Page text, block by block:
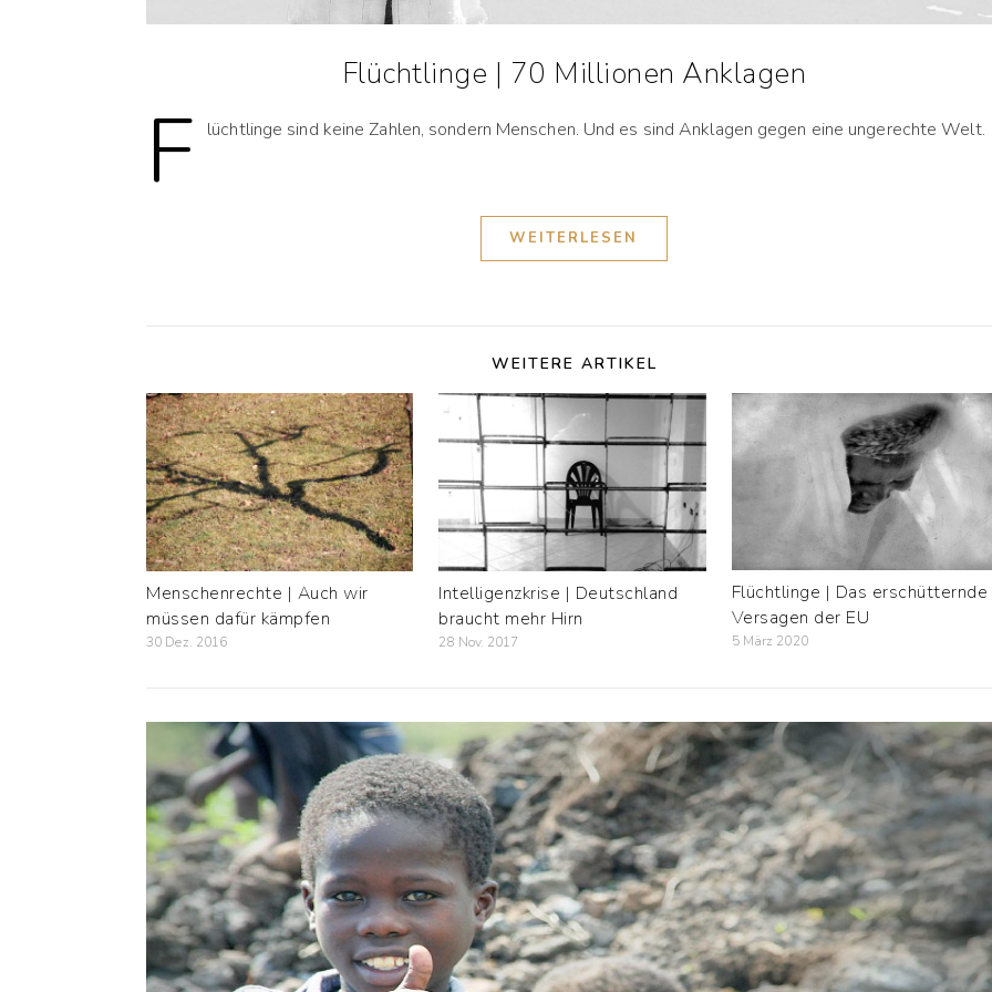
Flüchtlinge | 70 Millionen Anklagen
F lüchtlinge sind keine Zahlen, sondern Menschen. Und es sind Anklagen gegen eine ungerechte Welt.
WEITERLESEN
WEITERE ARTIKEL
Menschenrechte | Auch wir
müssen dafür kämpfen
30 Dez. 2016
Intelligenzkrise | Deutschland
braucht mehr Hirn
28 Nov. 2017
Flüchtlinge | Das erschütternde
Versagen der EU
5 März 2020